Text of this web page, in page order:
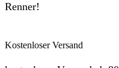
Renner!
Kostenloser Versand